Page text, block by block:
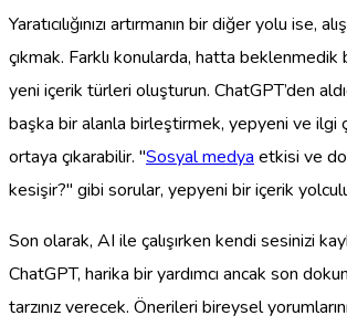
Yaratıcılığınızı artırmanın bir diğer yolu ise,
çıkmak. Farklı konularda, hatta beklenmedik
yeni içerik türleri oluşturun. ChatGPT’den
başka bir alanla birleştirmek, yepyeni ve ilgi
ortaya çıkarabilir. "Sosyal medya etkisi ve
kesişir?" gibi sorular, yepyeni bir içerik
Son olarak, AI ile çalışırken kendi sesinizi
ChatGPT, harika bir yardımcı ancak son
tarzınız verecek. Önerileri bireysel